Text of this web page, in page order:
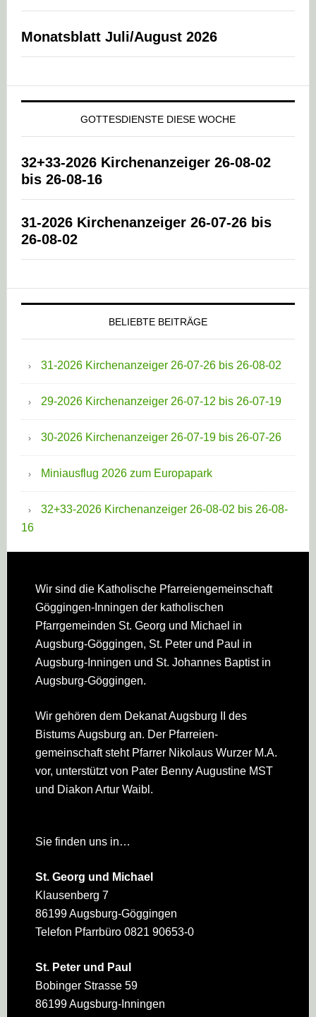
Monatsblatt Juli/August 2026
GOTTESDIENSTE DIESE WOCHE
32+33-2026 Kirchenanzeiger 26-08-02
bis 26-08-16
31-2026 Kirchenanzeiger 26-07-26 bis
26-08-02
BELIEBTE BEITRÄGE
31-2026 Kirchenanzeiger 26-07-26 bis 26-08-02
29-2026 Kirchenanzeiger 26-07-12 bis 26-07-19
30-2026 Kirchenanzeiger 26-07-19 bis 26-07-26
Miniausflug 2026 zum Europapark
32+33-2026 Kirchenanzeiger 26-08-02 bis 26-08-
16
Footer
Wir sind die Katholische Pfarreien­gemeinschaft
Göggingen-Inningen der katholischen
Pfarrgemeinden St. Georg und Michael in
Augsburg-Göggingen, St. Peter und Paul in
Augsburg-Inningen und St. Johannes Baptist in
Augsburg-Göggingen.
Wir gehören dem Dekanat Augsburg II des
Bistums Augsburg an. Der Pfarreien­
gemeinschaft steht Pfarrer Nikolaus Wurzer M.A.
vor, unterstützt von Pater Benny Augustine MST
und Diakon Artur Waibl.
Sie finden uns in…
St. Georg und Michael
Klausenberg 7
86199 Augsburg-Göggingen
Telefon Pfarrbüro 0821 90653-0
St. Peter und Paul
Bobinger Strasse 59
86199 Augsburg-Inningen